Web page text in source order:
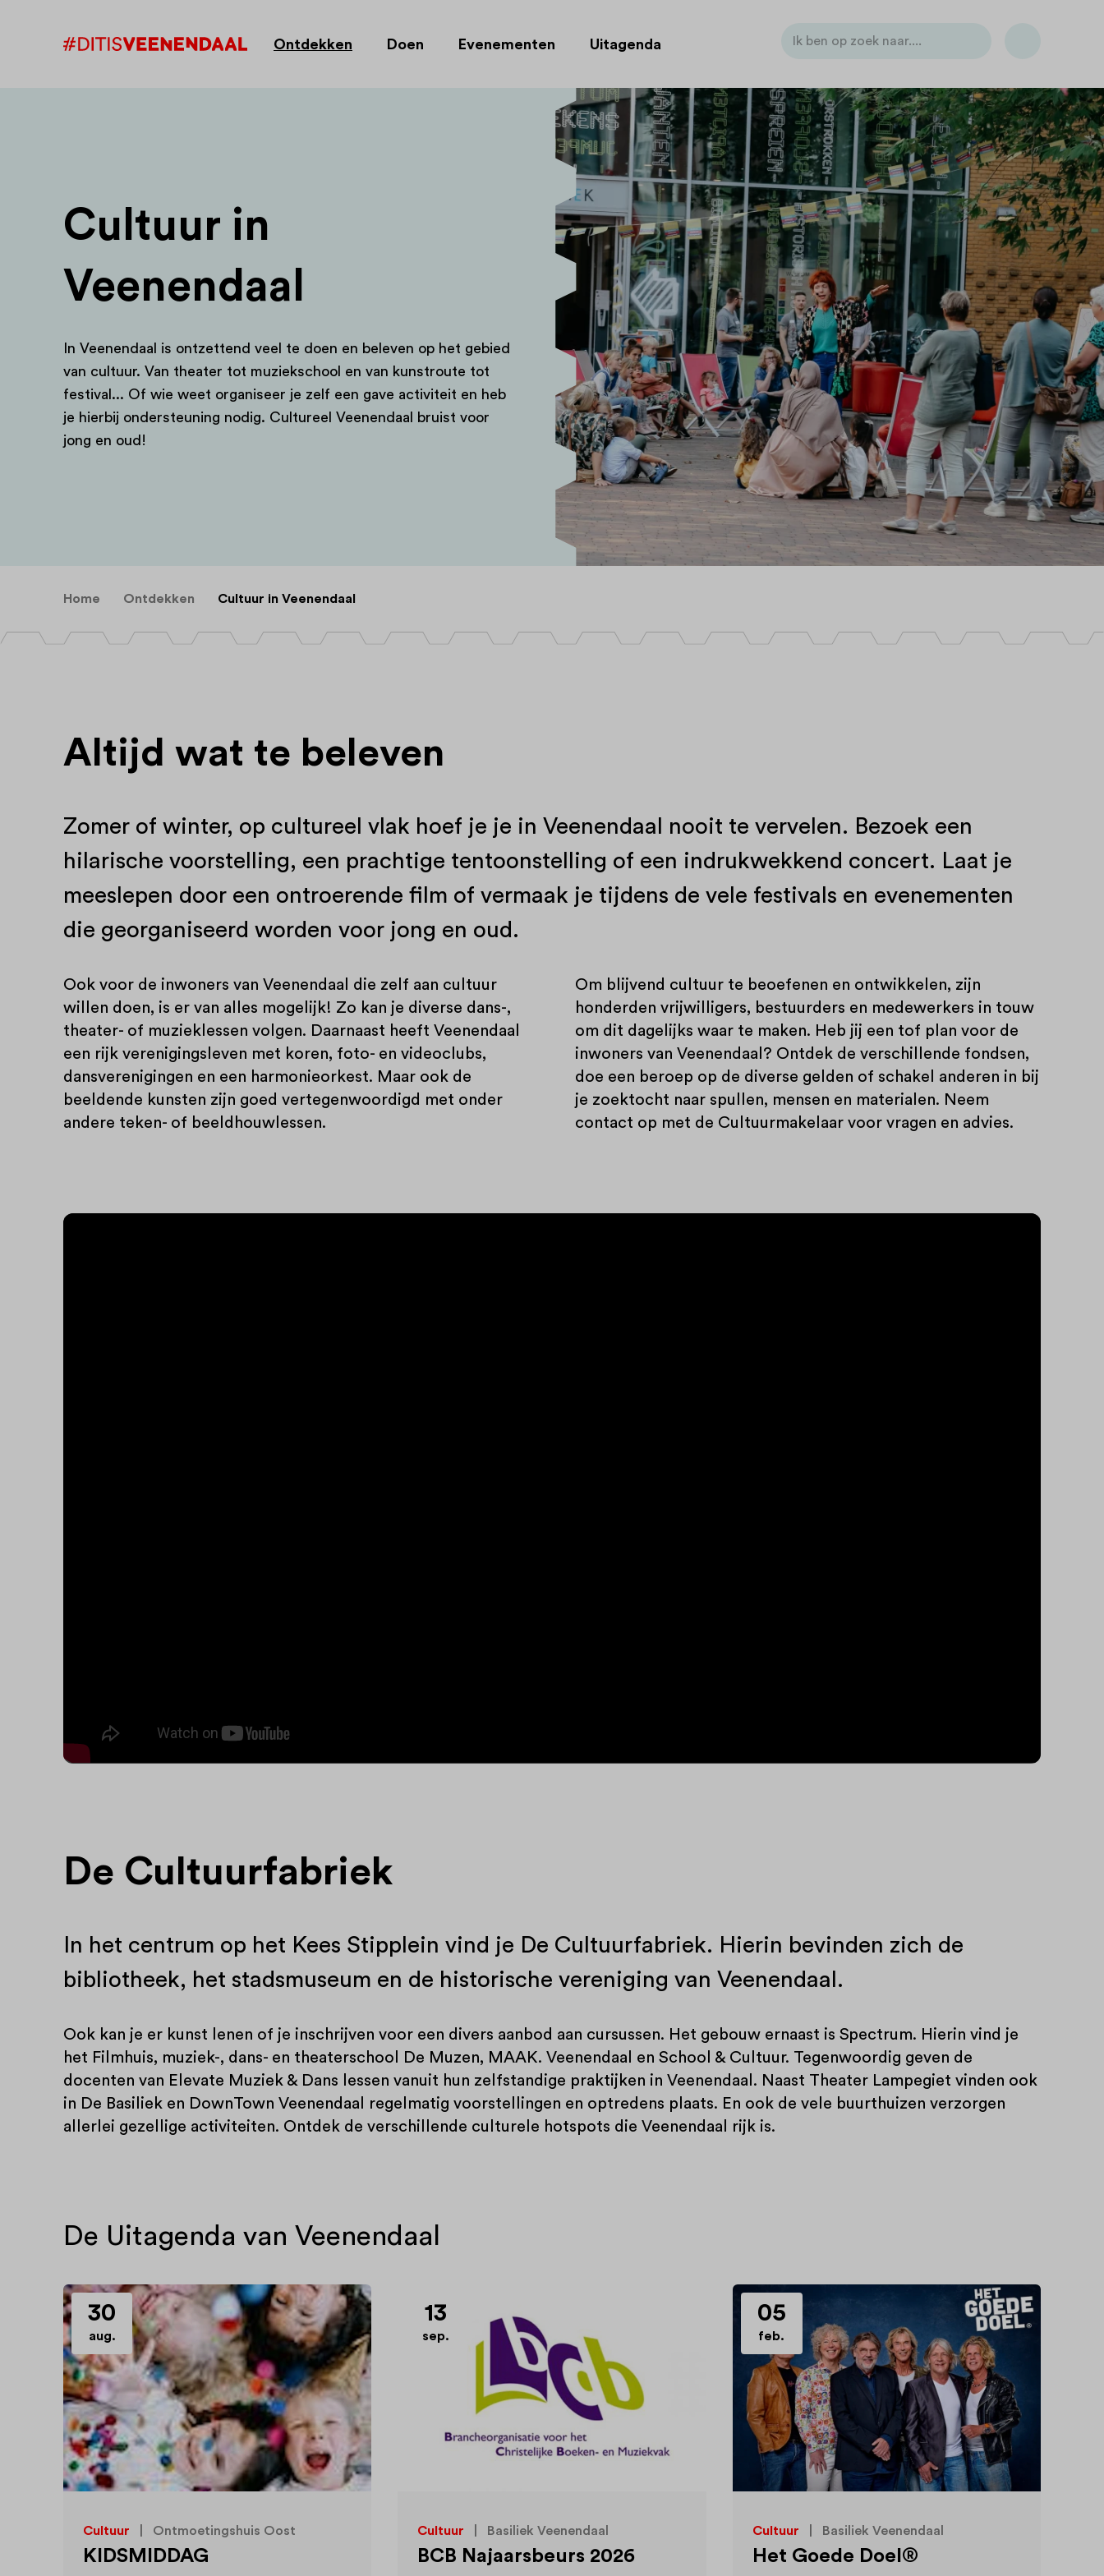
Ontdekken Doen Evenementen Uitagenda
Cultuur in
Veenendaal
In Veenendaal is ontzettend veel te doen en beleven op het gebied
van cultuur. Van theater tot muziekschool en van kunstroute tot
festival... Of wie weet organiseer je zelf een gave activiteit en heb
je hierbij ondersteuning nodig. Cultureel Veenendaal bruist voor
jong en oud!
Home Ontdekken Cultuur in Veenendaal
Altijd wat te beleven
Zomer of winter, op cultureel vlak hoef je je in Veenendaal nooit te vervelen. Bezoek een
hilarische voorstelling, een prachtige tentoonstelling of een indrukwekkend concert. Laat je
meeslepen door een ontroerende film of vermaak je tijdens de vele festivals en evenementen
die georganiseerd worden voor jong en oud.
Ook voor de inwoners van Veenendaal die zelf aan cultuur
willen doen, is er van alles mogelijk! Zo kan je diverse dans-,
theater- of muzieklessen volgen. Daarnaast heeft Veenendaal
een rijk verenigingsleven met koren, foto- en videoclubs,
dansverenigingen en een harmonieorkest. Maar ook de
beeldende kunsten zijn goed vertegenwoordigd met onder
andere teken- of beeldhouwlessen.
Om blijvend cultuur te beoefenen en ontwikkelen, zijn
honderden vrijwilligers, bestuurders en medewerkers in touw
om dit dagelijks waar te maken. Heb jij een tof plan voor de
inwoners van Veenendaal? Ontdek de verschillende fondsen,
doe een beroep op de diverse gelden of schakel anderen in bij
je zoektocht naar spullen, mensen en materialen. Neem
contact op met de Cultuurmakelaar voor vragen en advies.
De Cultuurfabriek
In het centrum op het Kees Stipplein vind je De Cultuurfabriek. Hierin bevinden zich de
bibliotheek, het stadsmuseum en de historische vereniging van Veenendaal.
Ook kan je er kunst lenen of je inschrijven voor een divers aanbod aan cursussen. Het gebouw ernaast is Spectrum. Hierin vind je
het Filmhuis, muziek-, dans- en theaterschool De Muzen, MAAK. Veenendaal en School & Cultuur. Tegenwoordig geven de
docenten van Elevate Muziek & Dans lessen vanuit hun zelfstandige praktijken in Veenendaal. Naast Theater Lampegiet vinden ook
in De Basiliek en DownTown Veenendaal regelmatig voorstellingen en optredens plaats. En ook de vele buurthuizen verzorgen
allerlei gezellige activiteiten. Ontdek de verschillende culturele hotspots die Veenendaal rijk is.
De Uitagenda van Veenendaal
30
aug.
Cultuur Ontmoetingshuis Oost
KIDSMIDDAG
13
sep.
Cultuur Basiliek Veenendaal
BCB Najaarsbeurs 2026
05
feb.
Cultuur Basiliek Veenendaal
Het Goede Doel®